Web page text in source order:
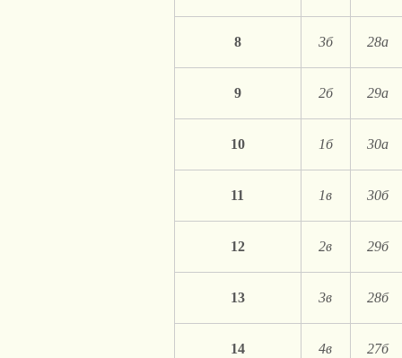
8 3б 28а
9 2б 29а
10 1б 30а
11 1в 30б
12 2в 29б
13 3в 28б
14 4в 27б